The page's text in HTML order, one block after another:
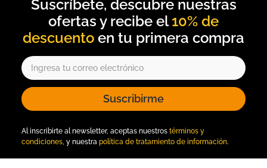
10% de
descuento
Suscribirme
Al inscribirte al newsletter, aceptas nuestros términos y
condiciones, y nuestra política de tratamiento de información.